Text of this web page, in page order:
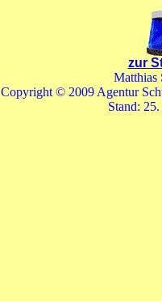
zur
Matthias
Copyright © 2009 Agentur
Stand: